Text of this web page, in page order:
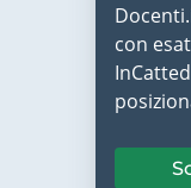
con